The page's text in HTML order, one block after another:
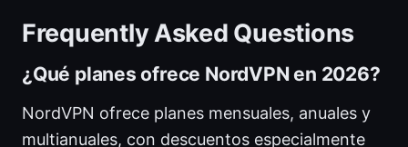
Frequently Asked Questions
¿Qué planes ofrece NordVPN en 2026?
NordVPN ofrece planes mensuales, anuales y
multianuales, con descuentos especialmente